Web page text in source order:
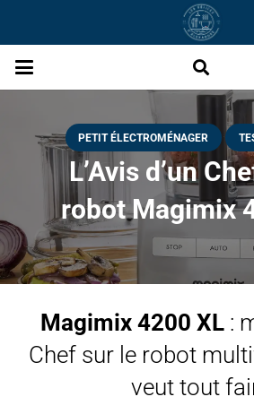
PETIT ÉLECTROMÉNAGER
L’Avis d’un
robot Magimix
Magimix 4200 XL:
Chef sur le robot
veut tout